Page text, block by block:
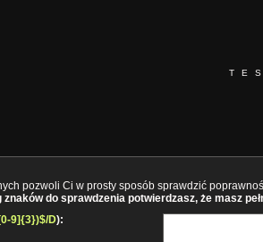
pozwoli Ci w prosty sposób sprawdzić
znaków do sprawdzenia potwierdzasz, że masz
9]{3})$/D):